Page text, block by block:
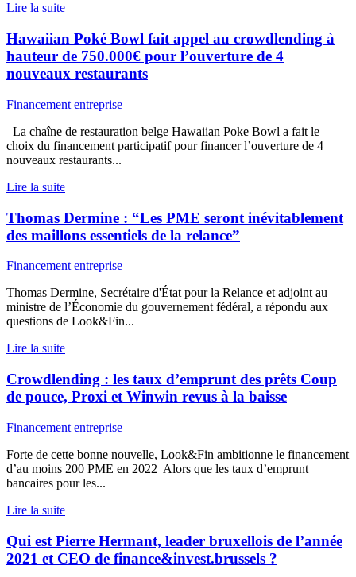
Lire la suite
Hawaiian Poké Bowl fait appel au crowdlending à
hauteur de 750.000€ pour l’ouverture de 4
nouveaux restaurants
Financement entreprise
La chaîne de restauration belge Hawaiian Poke Bowl a fait le
choix du financement participatif pour financer l’ouverture de 4
nouveaux restaurants...
Lire la suite
Thomas Dermine : “Les PME seront inévitablement
des maillons essentiels de la relance”
Financement entreprise
Thomas Dermine, Secrétaire d'État pour la Relance et adjoint au
ministre de l’Économie du gouvernement fédéral, a répondu aux
questions de Look&Fin...
Lire la suite
Crowdlending : les taux d’emprunt des prêts Coup
de pouce, Proxi et Winwin revus à la baisse
Financement entreprise
Forte de cette bonne nouvelle, Look&Fin ambitionne le financement
d’au moins 200 PME en 2022 Alors que les taux d’emprunt
bancaires pour les...
Lire la suite
Qui est Pierre Hermant, leader bruxellois de l’année
2021 et CEO de finance&invest.brussels ?